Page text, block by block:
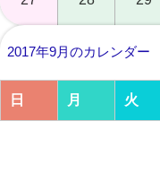
2017年9月のカレンダー
日 月 火